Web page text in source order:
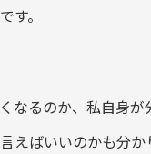
す。
るのか、私自身が
えばいいのかも分か